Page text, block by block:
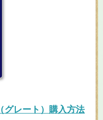
（グレート）購入方法